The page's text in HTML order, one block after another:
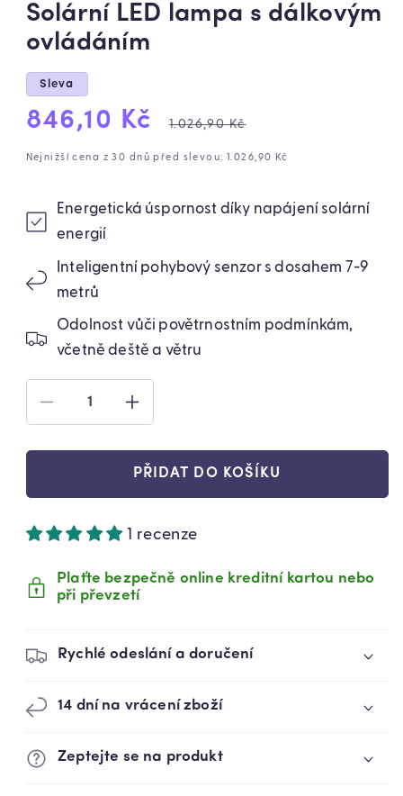
Solární LED lampa s dálkovým
ovládáním
Sleva
Výprodejová
cena
846,10 Kč
Běžná
cena
1.026,90 Kč
Nejnižší cena z 30 dnů před slevou: 1.026,90 Kč
Energetická úspornost díky napájení solární
energií
Inteligentní pohybový senzor s dosahem 7-9
metrů
Odolnost vůči povětrnostním podmínkám,
včetně deště a větru
SNÍŽIT
MNOŽSTVÍ
PRODUKTU
LAMPA
DÁLKOVÝM
(79740001)
ZVÝŠIT
MNOŽSTVÍ
PRODUKTU
SOLÁRNÍ
LED
LAMPA
DÁLKOVÝM
(79740001)
PŘIDAT DO KOŠÍKU
1 recenze
Plaťte bezpečně online kreditní kartou nebo
při převzetí
Rychlé odeslání a doručení
14 dní na vrácení zboží
Zeptejte se na produkt